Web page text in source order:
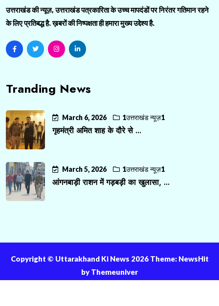
उत्तराखंड की न्यूज़, उत्तराखंड पत्रकारिता के उच्च मापदंडों पर निरंतर गतिमान रहने
के लिए प्रतिबद्ध है. ख़बरों की निष्पक्षता ही हमारा मुख्य उद्देश्य है.
Tranding News
March 6, 2026 1उत्तराखंड न्यूज़1
गृहमंत्री अमित शाह के दौरे से ...
March 5, 2026 1उत्तराखंड न्यूज़1
आंगनबाड़ी राशन में गड़बड़ी का खुलासा, ...
Copyright ©️ Uttarakhand Ki News 2026 Theme: NewsHit
by Themeuniver